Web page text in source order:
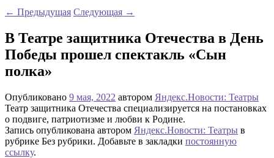
← Предыдущая Следующая →
В Театре защитника Отечества в День
Победы прошел спектакль «Сын
полка»
Опубликовано 9 мая, 2022 автором Яндекс.Новости: Театры
Театр защитника Отечества специализируется на постановках
о подвиге, патриотизме и любви к Родине.
Запись опубликована автором Яндекс.Новости: Театры в
рубрике Без рубрики. Добавьте в закладки постоянную
ссылку.